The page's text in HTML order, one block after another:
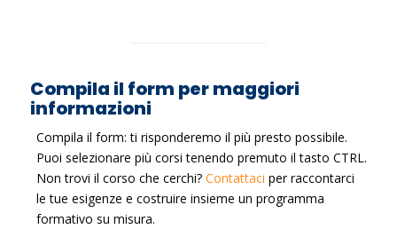
Compila il form per maggiori
informazioni
Compila il form: ti risponderemo il più presto possibile.
Puoi selezionare più corsi tenendo premuto il tasto CTRL.
Non trovi il corso che cerchi?Contattaci per raccontarci
le tue esigenze e costruire insieme un programma
formativo su misura.